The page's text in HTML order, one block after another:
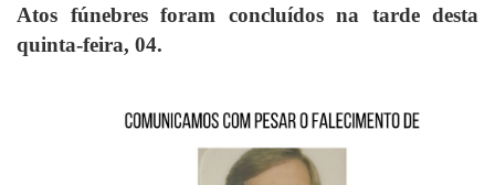
Atos fúnebres foram concluídos na tarde desta
quinta-feira, 04.